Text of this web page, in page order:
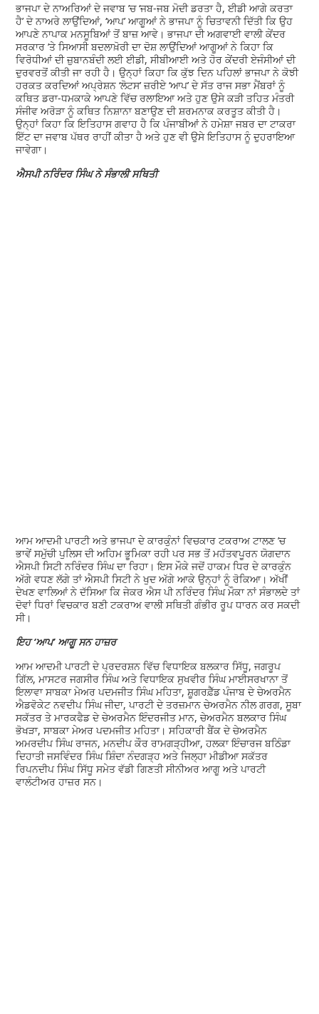
ਭਾਜਪਾ ਦੇ ਨਾਅਰਿਆਂ ਦੇ ਜਵਾਬ ’ਚ ‘ਜਬ-ਜਬ ਮੋਦੀ ਡਰਤਾ ਹੈ, ਈਡੀ ਆਗੇ ਕਰਤਾ
ਹੈ’ ਦੇ ਨਾਅਰੇ ਲਾਉਂਦਿਆਂ, ‘ਆਪ’ ਆਗੂਆਂ ਨੇ ਭਾਜਪਾ ਨੂੰ ਚਿਤਾਵਨੀ ਦਿੱਤੀ ਕਿ ਉਹ
ਆਪਣੇ ਨਾਪਾਕ ਮਨਸੂਬਿਆਂ ਤੋਂ ਬਾਜ਼ ਆਵੇ। ਭਾਜਪਾ ਦੀ ਅਗਵਾਈ ਵਾਲੀ ਕੇਂਦਰ
ਸਰਕਾਰ ’ਤੇ ਸਿਆਸੀ ਬਦਲਾਖ਼ੋਰੀ ਦਾ ਦੋਸ਼ ਲਾਉਂਦਿਆਂ ਆਗੂਆਂ ਨੇ ਕਿਹਾ ਕਿ
ਵਿਰੋਧੀਆਂ ਦੀ ਜ਼ੁਬਾਨਬੰਦੀ ਲਈ ਈਡੀ, ਸੀਬੀਆਈ ਅਤੇ ਹੋਰ ਕੇਂਦਰੀ ਏਜੰਸੀਆਂ ਦੀ
ਦੁਰਵਰਤੋਂ ਕੀਤੀ ਜਾ ਰਹੀ ਹੈ। ਉਨ੍ਹਾਂ ਕਿਹਾ ਕਿ ਕੁੱਝ ਦਿਨ ਪਹਿਲਾਂ ਭਾਜਪਾ ਨੇ ਕੋਝੀ
ਹਰਕਤ ਕਰਦਿਆਂ ਅਪ੍ਰੇਸ਼ਨ ‘ਲੋਟਸ’ ਜ਼ਰੀਏ ‘ਆਪ’ ਦੇ ਸੱਤ ਰਾਜ ਸਭਾ ਮੈਂਬਰਾਂ ਨੂੰ
ਕਥਿਤ ਡਰਾ-ਧਮਕਾਕੇ ਆਪਣੇ ਵਿੱਚ ਰਲਾਇਆ ਅਤੇ ਹੁਣ ਉਸੇ ਕੜੀ ਤਹਿਤ ਮੰਤਰੀ
ਸੰਜੀਵ ਅਰੋੜਾ ਨੂੰ ਕਥਿਤ ਨਿਸ਼ਾਨਾ ਬਣਾਉਣ ਦੀ ਸ਼ਰਮਨਾਕ ਕਰਤੂਤ ਕੀਤੀ ਹੈ।
ਉਨ੍ਹਾਂ ਕਿਹਾ ਕਿ ਇਤਿਹਾਸ ਗਵਾਹ ਹੈ ਕਿ ਪੰਜਾਬੀਆਂ ਨੇ ਹਮੇਸ਼ਾ ਜਬਰ ਦਾ ਟਾਕਰਾ
ਇੱਟ ਦਾ ਜਵਾਬ ਪੱਥਰ ਰਾਹੀਂ ਕੀਤਾ ਹੈ ਅਤੇ ਹੁਣ ਵੀ ਉਸੇ ਇਤਿਹਾਸ ਨੂੰ ਦੁਹਰਾਇਆ
ਜਾਵੇਗਾ।
ਐਸਪੀ ਨਰਿੰਦਰ ਸਿੰਘ ਨੇ ਸੰਭਾਲੀ ਸਥਿਤੀ
ਆਮ ਆਦਮੀ ਪਾਰਟੀ ਅਤੇ ਭਾਜਪਾ ਦੇ ਕਾਰਕੁੰਨਾਂ ਵਿਚਕਾਰ ਟਕਰਾਅ ਟਾਲਣ ’ਚ
ਭਾਵੇਂ ਸਮੁੱਚੀ ਪੁਲਿਸ ਦੀ ਅਹਿਮ ਭੂਮਿਕਾ ਰਹੀ ਪਰ ਸਭ ਤੋਂ ਮਹੱਤਵਪੂਰਨ ਯੋਗਦਾਨ
ਐਸਪੀ ਸਿਟੀ ਨਰਿੰਦਰ ਸਿੰਘ ਦਾ ਰਿਹਾ। ਇਸ ਮੌਕੇ ਜਦੋਂ ਹਾਕਮ ਧਿਰ ਦੇ ਕਾਰਕੁੰਨ
ਅੱਗੇ ਵਧਣ ਲੱਗੇ ਤਾਂ ਐਸਪੀ ਸਿਟੀ ਨੇ ਖੁਦ ਅੱਗੇ ਆਕੇ ਉਨ੍ਹਾਂ ਨੂੰ ਰੋਕਿਆ। ਅੱਖੀਂ
ਦੇਖਣ ਵਾਲਿਆਂ ਨੇ ਦੱਸਿਆ ਕਿ ਜੇਕਰ ਐਸ ਪੀ ਨਰਿੰਦਰ ਸਿੰਘ ਮੌਕਾ ਨਾਂ ਸੰਭਾਲਦੇ ਤਾਂ
ਦੋਵਾਂ ਧਿਰਾਂ ਵਿਚਕਾਰ ਬਣੀ ਟਕਰਾਅ ਵਾਲੀ ਸਥਿਤੀ ਗੰਭੀਰ ਰੂਪ ਧਾਰਨ ਕਰ ਸਕਦੀ
ਸੀ।
ਇਹ ‘ਆਪ’ ਆਗੂ ਸਨ ਹਾਜ਼ਰ
ਆਮ ਆਦਮੀ ਪਾਰਟੀ ਦੇ ਪ੍ਰਦਰਸ਼ਨ ਵਿੱਚ ਵਿਧਾਇਕ ਬਲਕਾਰ ਸਿੱਧੂ, ਜਗਰੂਪ
ਗਿੱਲ, ਮਾਸਟਰ ਜਗਸੀਰ ਸਿੰਘ ਅਤੇ ਵਿਧਾਇਕ ਸੁਖਵੀਰ ਸਿੰਘ ਮਾਈਸਰਖਾਨਾ ਤੋਂ
ਇਲਾਵਾ ਸਾਬਕਾ ਮੇਅਰ ਪਦਮਜੀਤ ਸਿੰਘ ਮਹਿਤਾ, ਸ਼ੂਗਰਫ਼ੈੱਡ ਪੰਜਾਬ ਦੇ ਚੇਅਰਮੈਨ
ਐਡਵੋਕੇਟ ਨਵਦੀਪ ਸਿੰਘ ਜੀਦਾ, ਪਾਰਟੀ ਦੇ ਤਰਜ਼ਮਾਨ ਚੇਅਰਮੈਨ ਨੀਲ ਗਰਗ, ਸੂਬਾ
ਸਕੱਤਰ ਤੇ ਮਾਰਕਫੈਡ ਦੇ ਚੇਅਰਮੈਨ ਇੰਦਰਜੀਤ ਮਾਨ, ਚੇਅਰਮੈਨ ਬਲਕਾਰ ਸਿੰਘ
ਭੋਖੜਾ, ਸਾਬਕਾ ਮੇਅਰ ਪਦਮਜੀਤ ਮਹਿਤਾ। ਸਹਿਕਾਰੀ ਬੈਂਕ ਦੇ ਚੇਅਰਮੈਨ
ਅਮਰਦੀਪ ਸਿੰਘ ਰਾਜਨ, ਮਨਦੀਪ ਕੌਰ ਰਾਮਗੜ੍ਹੀਆ, ਹਲਕਾ ਇੰਚਾਰਜ ਬਠਿੰਡਾ
ਦਿਹਾਤੀ ਜਸਵਿੰਦਰ ਸਿੰਘ ਸ਼ਿੰਦਾ ਨੰਦਗੜ੍ਹ ਅਤੇ ਜਿਲ੍ਹਾ ਮੀਡੀਆ ਸਕੱਤਰ
ਰਿਪਨਦੀਪ ਸਿੰਘ ਸਿੱਧੂ ਸਮੇਤ ਵੱਡੀ ਗਿਣਤੀ ਸੀਨੀਅਰ ਆਗੂ ਅਤੇ ਪਾਰਟੀ
ਵਾਲੰਟੀਅਰ ਹਾਜ਼ਰ ਸਨ।